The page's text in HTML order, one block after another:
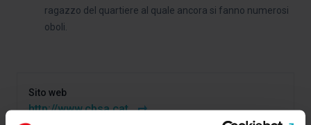
ragazzo del quartiere al quale ancora si fanno numerosi
oboli.
Sito web
http://www.cbsa.cat